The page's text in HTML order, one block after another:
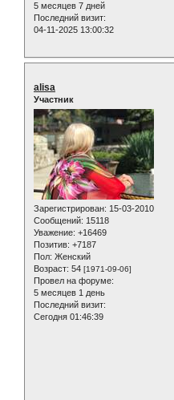
5 месяцев 7 дней
Последний визит:
04-11-2025 13:00:32
alisa
Участник
Зарегистрирован: 15-03-2010
Сообщений: 15118
Уважение: +16469
Позитив: +7187
Пол: Женский
Возраст: 54 [1971-09-06]
Провел на форуме:
5 месяцев 1 день
Последний визит:
Сегодня 01:46:39